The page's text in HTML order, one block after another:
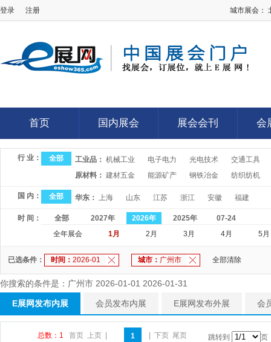
登录 注册 城市展会：
首页
首页
国内展会
国内展会
展会会刊
展会会刊
会
会
行 业： 全部 工业品： 机械工业 电子电力 光电技术
交通工具
原材料： 建材五金 能源矿产 钢铁冶金 纺织纺机
国 内： 全部 华东： 上海 山东 江苏 浙江 安徽 福建
时 间： 全部 2027年 2026年 2025年
07-24
全年展会
1月 2月 3月 4月 5月
已选条件： 时间： 2026-01 城市： 广州市 全部清除
你搜索的条件是：广州市 2026-01-01 2026-01-31
E展网发布内展 会员发布内展 E展网发布外展 会
总数：1 首页 上页 1 下页 尾页 跳转到 页